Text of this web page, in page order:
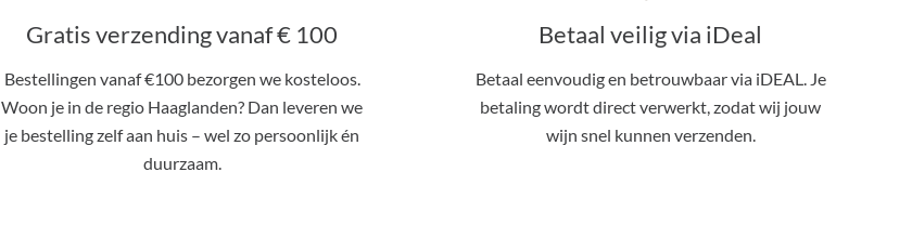
Gratis verzending vanaf € 100
Bestellingen vanaf €100 bezorgen we kosteloos.
Woon je in de regio Haaglanden? Dan leveren we
je bestelling zelf aan huis – wel zo persoonlijk én
duurzaam.
Betaal veilig via iDeal
Betaal eenvoudig en betrouwbaar via iDEAL. Je
betaling wordt direct verwerkt, zodat wij jouw
wijn snel kunnen verzenden.